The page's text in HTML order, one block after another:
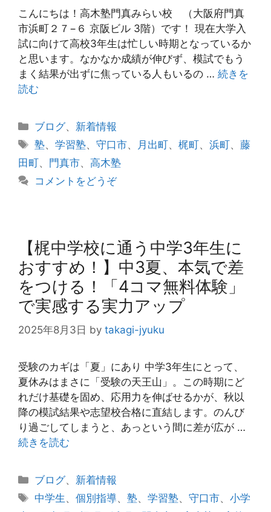
こんにちは！高木塾門真みらい校 （大阪府門真
市浜町２７−６ 京阪ビル 3階）です！ 現在大学入
試に向けて高校3年生は忙しい時期となっているか
と思います。なかなか成績が伸びず、模試でもう
まく結果が出ずに焦っている人もいるの … 続きを
読む
カ
テ
リ
ー
ブログ、 新着情報
タ
グ
塾、学習塾、守口市、 月出町、梶町、浜町、藤
田町、 門真市、 高木塾
コメントをどうぞ
【梶中学校に通う中学3年生に
おすすめ！】中3夏、本気で差
をつける！「4コマ無料体験」
で実感する実力アップ
2025年8月3日 by takagi-jyuku
受験のカギは「夏」にあり 中学3年生にとって、
夏休みはまさに「受験の天王山」。この時期にど
れだけ基礎を固め、応用力を伸ばせるかが、秋以
降の模試結果や志望校合格に直結します。のんび
り過ごしてしまうと、あっという間に差が広が …
続きを読む
カ
テ
ブログ、 新着情報
タ
中学生 、個別指導、塾、学習塾、守口市、小学